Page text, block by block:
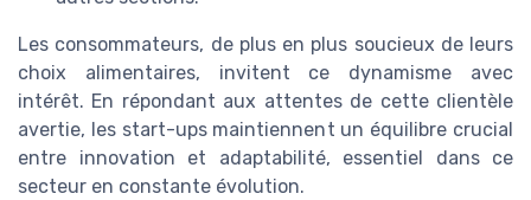
Les consommateurs, de plus en plus soucieux de leurs
choix alimentaires, invitent ce dynamisme avec
intérêt. En répondant aux attentes de cette clientèle
avertie, les start-ups maintiennent un équilibre crucial
entre innovation et adaptabilité, essentiel dans ce
secteur en constante évolution.